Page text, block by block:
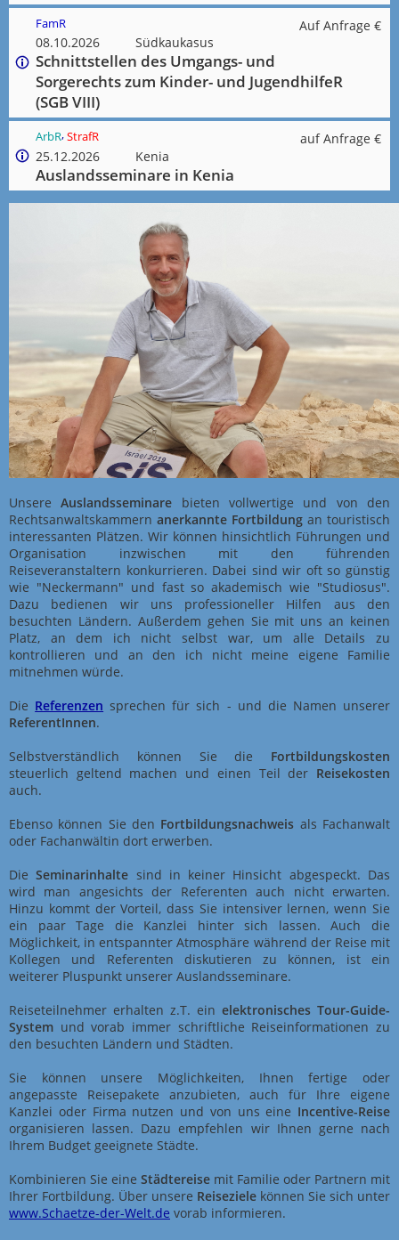
FamR
08.10.2026 Südkaukasus
Schnittstellen des Umgangs- und
Sorgerechts zum Kinder- und JugendhilfeR
(SGB VIII)
Auf Anfrage €
ArbR,StrafR
25.12.2026 Kenia
Auslandsseminare in Kenia
auf Anfrage €
UnsereAuslandsseminare bieten vollwertige und von den
Rechtsanwaltskammern anerkannte Fortbildung an touristisch
interessanten Plätzen. Wir können hinsichtlich Führungen und
Organisation inzwischen mit den führenden
Reiseveranstaltern konkurrieren. Dabei sind wir oft so günstig
wie "Neckermann" und fast so akademisch wie "Studiosus".
Dazu bedienen wir uns professioneller Hilfen aus den
besuchten Ländern. Außerdem gehen Sie mit uns an keinen
Platz, an dem ich nicht selbst war, um alle Details zu
kontrollieren und an den ich nicht meine eigene Familie
mitnehmen würde.
Die Referenzen sprechen für sich - und die Namen unserer
ReferentInnen.
Selbstverständlich können Sie die Fortbildungskosten
steuerlich geltend machen und einen Teil der Reisekosten
auch.
Ebenso können Sie den Fortbildungsnachweis als Fachanwalt
oder Fachanwältin dort erwerben.
DieSeminarinhalte sind in keiner Hinsicht abgespeckt. Das
wird man angesichts der Referenten auch nicht erwarten.
Hinzu kommt der Vorteil, dass Sie intensiver lernen, wenn Sie
ein paar Tage die Kanzlei hinter sich lassen. Auch die
Möglichkeit, in entspannter Atmosphäre während der Reise mit
Kollegen und Referenten diskutieren zu können, ist ein
weiterer Pluspunkt unserer Auslandsseminare.
Reiseteilnehmer erhalten z.T. ein elektronisches Tour-Guide-
System und vorab immer schriftliche Reiseinformationen zu
den besuchten Ländern und Städten.
Sie können unsere Möglichkeiten, Ihnen fertige oder
angepasste Reisepakete anzubieten, auch für Ihre eigene
Kanzlei oder Firma nutzen und von uns eine Incentive-Reise
organisieren lassen. Dazu empfehlen wir Ihnen gerne nach
Ihrem Budget geeignete Städte.
Kombinieren Sie eine Städtereise mit Familie oder Partnern mit
Ihrer Fortbildung. Über unsere Reiseziele können Sie sich unter
www.Schaetze-der-Welt.de vorab informieren.